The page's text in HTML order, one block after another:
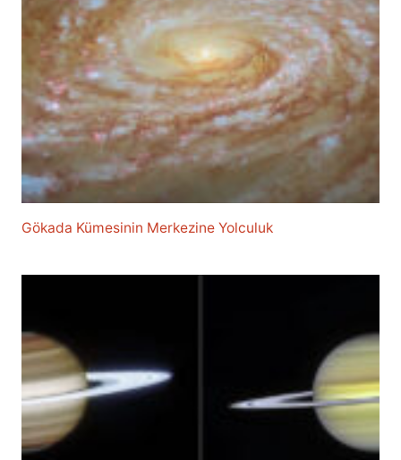
Gökada Kümesinin Merkezine Yolculuk